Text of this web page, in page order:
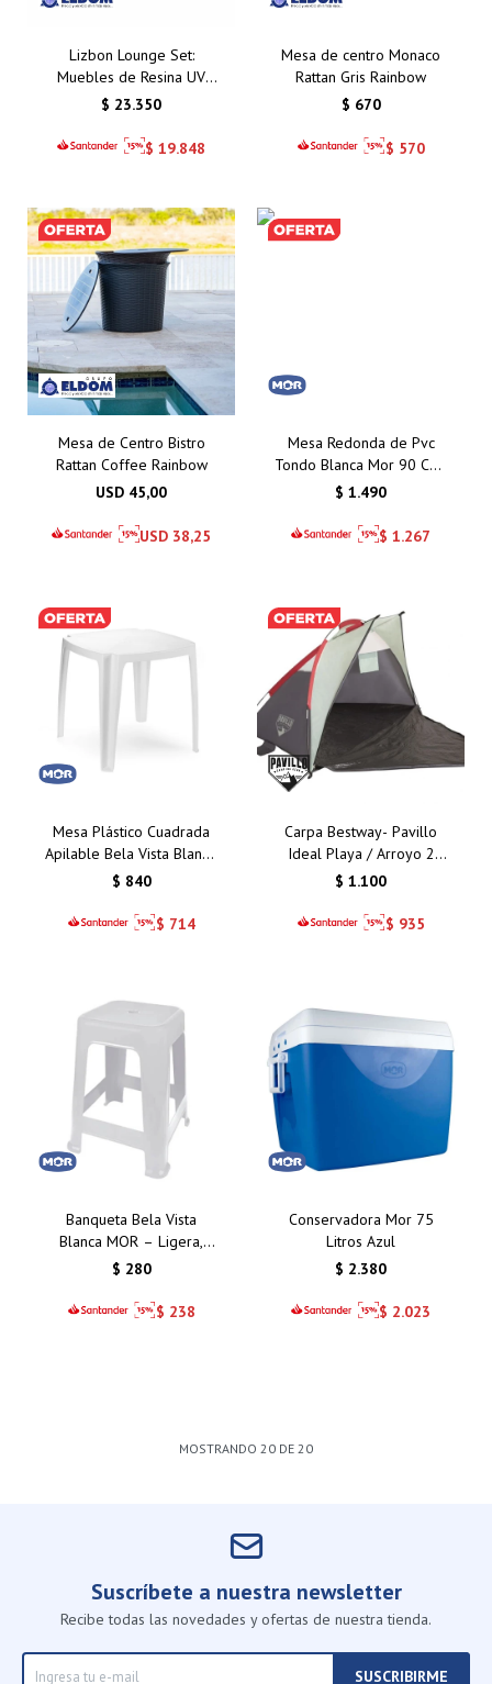
Lizbon Lounge Set:
Muebles de Resina UV
Resistentes para
2+1+1 + Mesa Capuccino
$ 23.350
$ 19.848
Mesa de centro Monaco
Rattan Gris Rainbow
$ 670
$ 570
Mesa de Centro Bistro
Rattan Coffee Rainbow
USD 45,00
USD 38,25
Mesa Redonda de Pvc
Tondo Blanca Mor 90 Cms
– Calidad y Estilo para
$ 1.490
$ 1.267
Mesa Plástico Cuadrada
Apilable Bela Vista Blanco
Mor 70 Cms
$ 840
$ 714
Carpa Bestway- Pavillo
Ideal Playa / Arroyo 2
Personas
$ 1.100
$ 935
Banqueta Bela Vista
Blanca MOR – Ligera,
duradera y fácil de
interiores y exteriores
$ 280
$ 238
Conservadora Mor 75
Litros Azul
$ 2.380
$ 2.023
MOSTRANDO 20 DE 20
Suscríbete a nuestra newsletter
Recibe todas las novedades y ofertas de nuestra tienda.
SUSCRIBIRME